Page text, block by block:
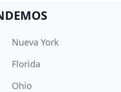
Nueva York
Florida
Ohio